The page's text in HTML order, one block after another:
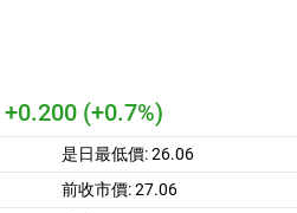
+0.200 (+0.7%)
是日最低價:26.06
前收市價:27.06